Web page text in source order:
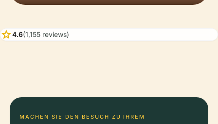
star4.6(1,155 reviews)
MACHEN SIE DEN BESUCH ZU IHREM